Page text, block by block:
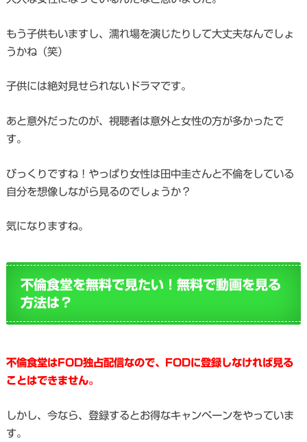
もう子供もいますし、濡れ場を演じたりして大丈夫なんでしょ
うかね（笑）
子供には絶対見せられないドラマです。
あと意外だったのが、視聴者は意外と女性の方が多かったで
す。
びっくりですね！やっぱり女性は田中圭さんと不倫をしている
自分を想像しながら見るのでしょうか？
気になりますね。
不倫食堂を無料で見たい！無料で動画を見る
方法は？
不倫食堂はFOD独占配信なので、FODに登録しなければ見る
ことはできません。
しかし、今なら、登録するとお得なキャンペーンをやっていま
す。